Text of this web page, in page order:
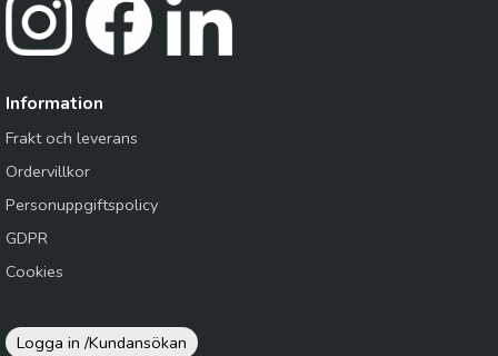
Information
Frakt och leverans
Ordervillkor
Personuppgiftspolicy
GDPR
Cookies
Logga in /Kundansökan